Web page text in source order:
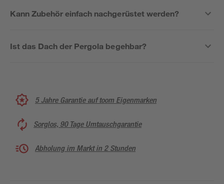
Kann Zubehör einfach nachgerüstet werden?
Ist das Dach der Pergola begehbar?
5 Jahre Garantie auf toom Eigenmarken
Sorglos, 90 Tage Umtauschgarantie
Abholung im Markt in 2 Stunden